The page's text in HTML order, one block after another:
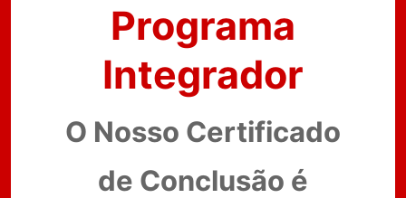
Programa
Integrador
O Nosso Certificado
de Conclusão é